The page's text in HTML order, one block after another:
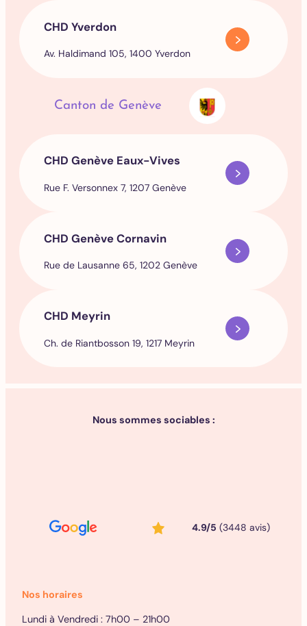
CHD Yverdon
Av. Haldimand 105, 1400 Yverdon
Canton de Genève
CHD Genève Eaux-Vives
Rue F. Versonnex 7, 1207 Genève
CHD Genève Cornavin
Rue de Lausanne 65, 1202 Genève
CHD Meyrin
Ch. de Riantbosson 19, 1217 Meyrin
Nous sommes sociables :
4.9/5 (3448 avis)
Nos horaires
Lundi à Vendredi : 7h00 – 21h00